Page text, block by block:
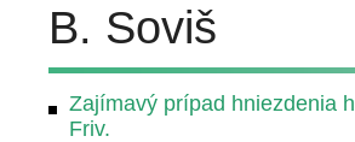
B. Soviš
Zajímavý prípad hniezdenia
Friv.